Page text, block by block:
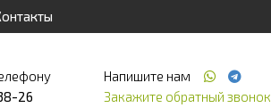
26
Напишите нам
Закажите обратный звонок